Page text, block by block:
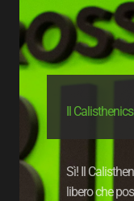
Il
Sì! Il
libero che